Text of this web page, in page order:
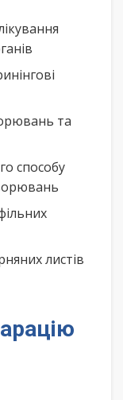
та
способу
листів